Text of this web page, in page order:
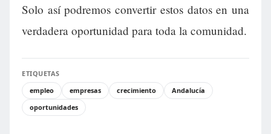
Solo así podremos convertir estos datos en una
verdadera oportunidad para toda la comunidad.
ETIQUETAS
empleo
empresas crecimiento
Andalucía
oportunidades